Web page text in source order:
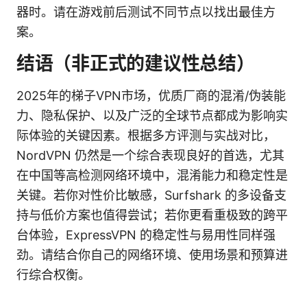
器时。请在游戏前后测试不同节点以找出最佳方
案。
结语（非正式的建议性总结）
2025年的梯子VPN市场，优质厂商的混淆/伪装能
力、隐私保护、以及广泛的全球节点都成为影响实
际体验的关键因素。根据多方评测与实战对比，
NordVPN 仍然是一个综合表现良好的首选，尤其
在中国等高检测网络环境中，混淆能力和稳定性是
关键。若你对性价比敏感，Surfshark 的多设备支
持与低价方案也值得尝试；若你更看重极致的跨平
台体验，ExpressVPN 的稳定性与易用性同样强
劲。请结合你自己的网络环境、使用场景和预算进
行综合权衡。